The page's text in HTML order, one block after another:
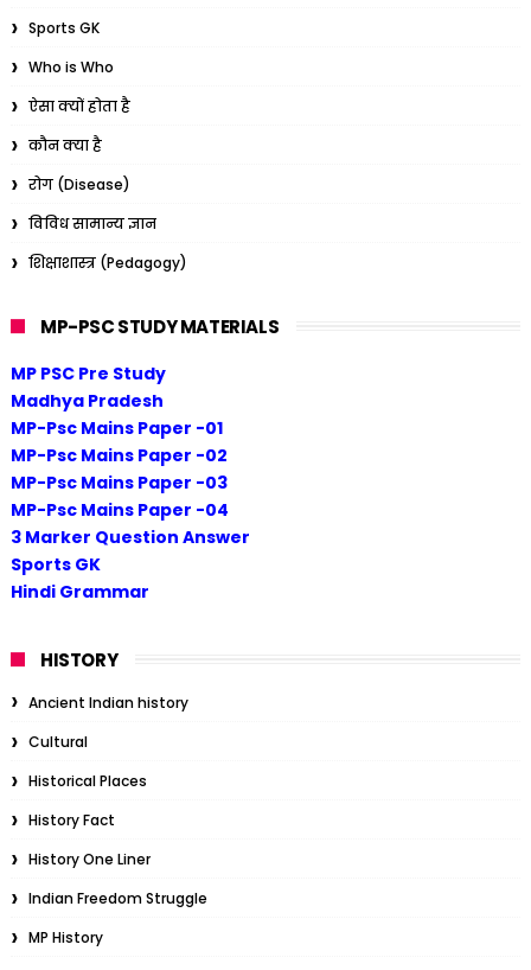
Sports GK
Who is Who
ऐसा क्यों होता है
कौन क्या है
रोग (Disease)
विविध सामान्य ज्ञान
शिक्षाशास्त्र (Pedagogy)
MP-PSC STUDY MATERIALS
MP PSC Pre Study
Madhya Pradesh
MP-Psc Mains Paper -01
MP-Psc Mains Paper -02
MP-Psc Mains Paper -03
MP-Psc Mains Paper -04
3 Marker Question Answer
Sports GK
Hindi Grammar
HISTORY
Ancient Indian history
Cultural
Historical Places
History Fact
History One Liner
Indian Freedom Struggle
MP History